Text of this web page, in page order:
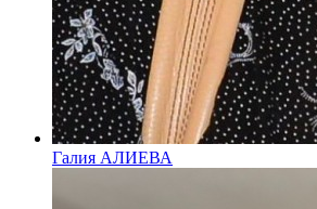
Галия АЛИЕВА